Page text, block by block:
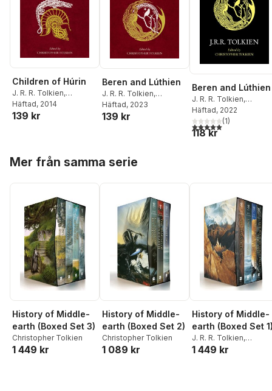
Children of Húrin
J. R. R. Tolkien,
Christopher Tolkien
Häftad, 2014
139 kr
Beren and Lúthien
J. R. R. Tolkien,
Christopher Tolkien
Häftad, 2023
139 kr
Beren and Lúthien
J. R. R. Tolkien,
Christopher Tolkien
Häftad, 2022
5,0utav 5 stjärnor.
(1)
118 kr
Mer från samma serie
History of Middle-
earth (Boxed Set 3)
Christopher Tolkien
1 449 kr
History of Middle-
earth (Boxed Set 2)
Christopher Tolkien
1 089 kr
History of Middle-
earth (Boxed Set
J. R. R. Tolkien,
Christopher Tolkien
1 449 kr